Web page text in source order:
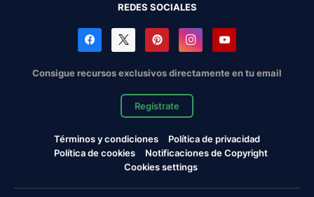
REDES SOCIALES
Consigue recursos exclusivos directamente en tu email
Regístrate
Términos y condiciones
Política de privacidad
Política de cookies
Notificaciones de Copyright
Cookies settings